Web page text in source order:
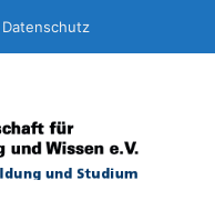
Datenschutz